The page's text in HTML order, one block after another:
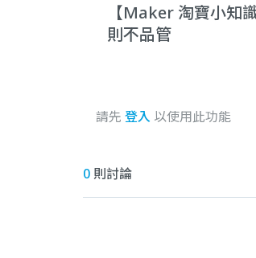
【Maker 淘寶小知
則不品管
請先 登入 以使用此功能
0 則討論